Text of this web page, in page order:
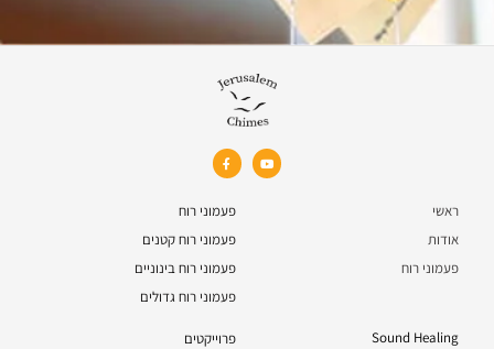
ראשי
אודות
פעמוני רוח
פעמוני רוח
פעמוני רוח קטנים
פעמוני רוח בינוניים
פעמוני רוח גדולים
Sound Healing
פרוייקטים